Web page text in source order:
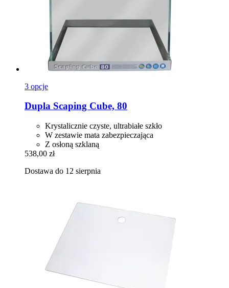
3 opcje
Dupla Scaping Cube, 80
Krystalicznie czyste, ultrabiałe szkło
W zestawie mata zabezpieczająca
Z osłoną szklaną
538,00 zł
Dostawa do 12 sierpnia